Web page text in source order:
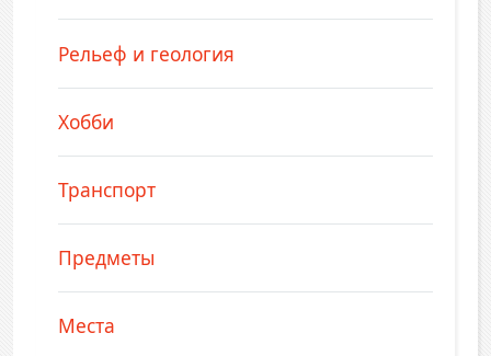
Рельеф и геология
Хобби
Транспорт
Предметы
Места